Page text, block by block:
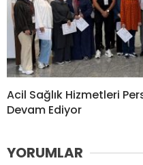
Acil Sağlık Hizmetleri
Devam Ediyor
YORUMLAR